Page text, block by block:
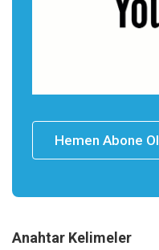
Hemen Abone Ol
Anahtar Kelimeler